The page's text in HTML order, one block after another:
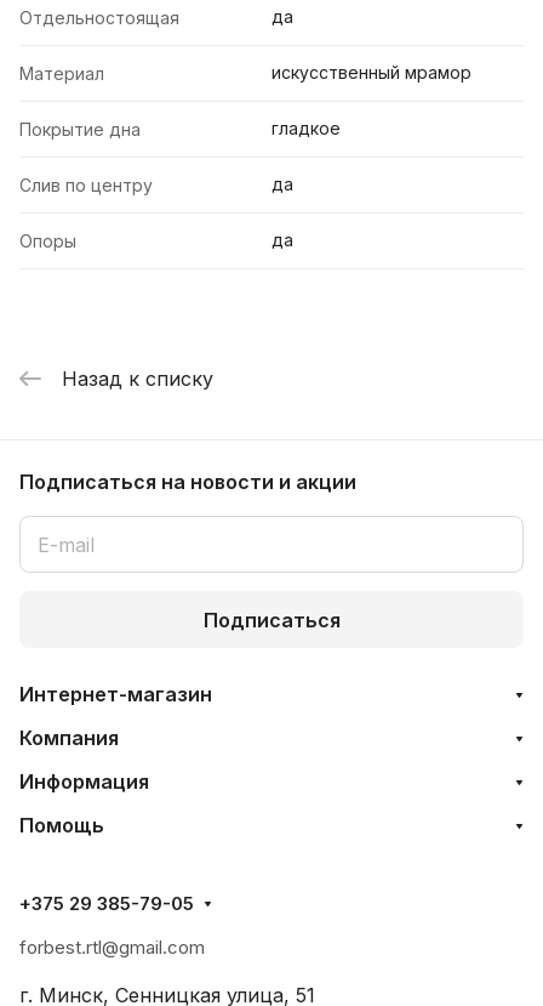
Отдельностоящая да
Материал искусственный мрамор
Покрытие дна гладкое
Слив по центру да
Опоры да
Назад к списку
Подписаться на новости и акции
Подписаться
Интернет-магазин
Компания
Информация
Помощь
+375 29 385-79-05
forbest.rtl@gmail.com
г. Минск, Сенницкая улица, 51